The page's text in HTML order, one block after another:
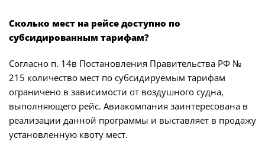
Сколько мест на рейсе доступно по
субсидированным тарифам?
Согласно п. 14в Постановления Правительства РФ №
215 количество мест по субсидируемым тарифам
ограничено в зависимости от воздушного судна,
выполняющего рейс. Авиакомпания заинтересована в
реализации данной программы и выставляет в продажу
установленную квоту мест.